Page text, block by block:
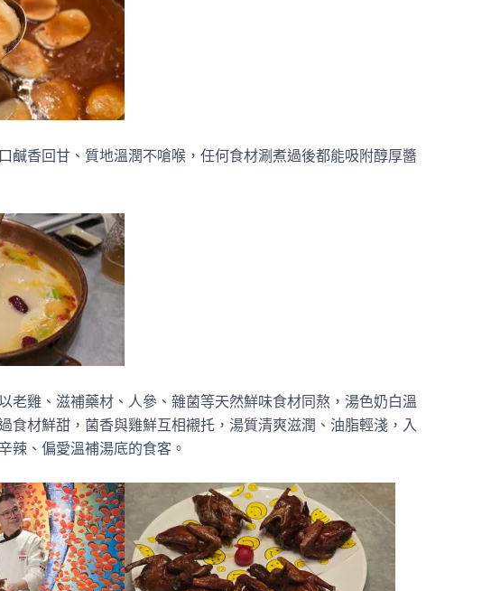
鹹香回甘、質地溫潤不嗆喉，任何食材涮煮過後都能吸附醇厚醬
老雞、滋補藥材、人參、雜菌等天然鮮味食材同熬，湯色奶白溫
食材鮮甜，菌香與雞鮮互相襯托，湯質清爽滋潤、油脂輕淺，入
辣、偏愛溫補湯底的食客。